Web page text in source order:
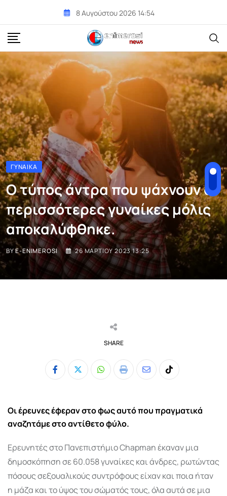
content
8 Αυγούστου 2026 14:54
ΓΥΝΑΊΚΑ
Ο τύπος άντρα που ψάχνουν οι
περισσότερες γυναίκες μόλις
αποκαλύφθηκε.
BYE-ENIMEROSI 26 ΜΑΡΤΊΟΥ 2023 13:25
SHARE
Whatsapp
Print
ShareTiktok
Οι έρευνες έφεραν στο φως αυτό που πραγματικά
αναζητάμε στο αντίθετο φύλο.
Ερευνητές στο Πανεπιστήμιο Chapman έκαναν μια
δημοσκόπηση σε 60.058 γυναίκες και άνδρες, ρωτώντας
πόσους σεξουαλικούς συντρόφους είχαν και ποια ήταν
η μάζα και το ύψος του σώματός τους, όλα αυτά σε μια